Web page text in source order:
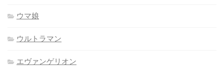
ウマ娘
ウルトラマン
エヴァンゲリオン